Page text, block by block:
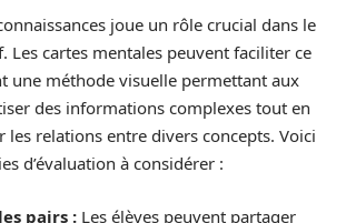
joue un rôle crucial dans le
Les cartes mentales peuvent faciliter ce
une méthode visuelle permettant aux
des informations complexes tout en
les relations entre divers concepts. Voici
d’évaluation à considérer :
pairs : Les élèves peuvent partager